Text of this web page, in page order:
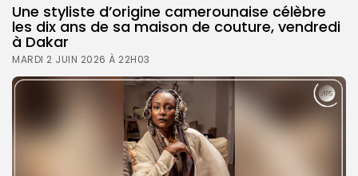
Une styliste d’origine camerounaise célèbre
les dix ans de sa maison de couture, vendredi
à Dakar
MARDI 2 JUIN 2026 À 22H03